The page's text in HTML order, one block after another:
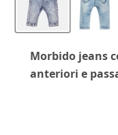
Morbido jeans
anteriori e